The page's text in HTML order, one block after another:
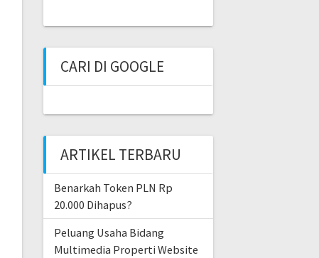
CARI DI GOOGLE
ARTIKEL TERBARU
Benarkah Token PLN Rp
20.000 Dihapus?
Peluang Usaha Bidang
Multimedia Properti Website